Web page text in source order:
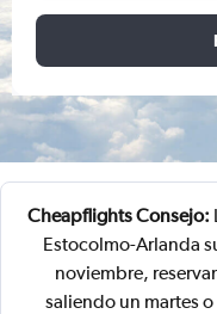
Cheapflights Consejo:
Estocolmo-Arlanda
noviembre,
saliendo un martes